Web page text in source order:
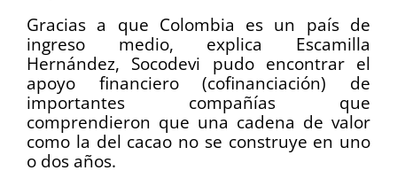
Gracias a que Colombia es un país de
ingreso medio, explica Escamilla
Hernández, Socodevi pudo encontrar el
apoyo financiero (cofinanciación) de
importantes compañías que
comprendieron que una cadena de valor
como la del cacao no se construye en uno
o dos años.